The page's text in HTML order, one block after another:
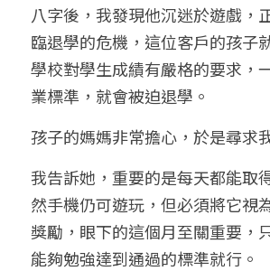
好書推廌
自我挑戰
八字高階班
五人實戰班
五行計算初階班
五行計算高階班
團隊訓練營
八字批命
小兒命名
科學八字推理3
科學八字輕鬆學
輕鬆學會科學八字推理
上課預約
常見問題
FB粉絲頁
搜索
繁體中文
support@p8zicourse.com
五行八字線上班
八字後，我發現他沉迷於遊戲，
臨退學的危機，這位客戶的孩子
學校對學生成績有嚴格的要求，
業標準，就會被迫退學。
孩子的媽媽非常擔心，於是尋求
我告訴她，重要的是每天都能取
然手機仍可遊玩，但必須將它視
獎勵，眼下的這個月至關重要，
能夠勉強達到通過的標準就行。